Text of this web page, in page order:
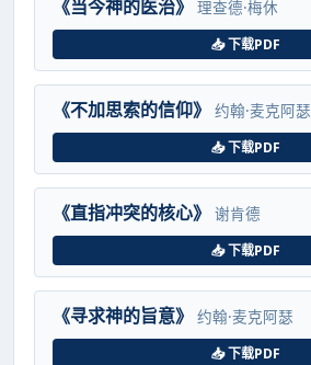
《当今神的医治》 理查德·梅休
📥 下载PDF
《不加思索的信仰》 约翰·麦克阿瑟
📥 下载PDF
《直指冲突的核心》 谢肯德
📥 下载PDF
《寻求神的旨意》 约翰·麦克阿瑟
📥 下载PDF